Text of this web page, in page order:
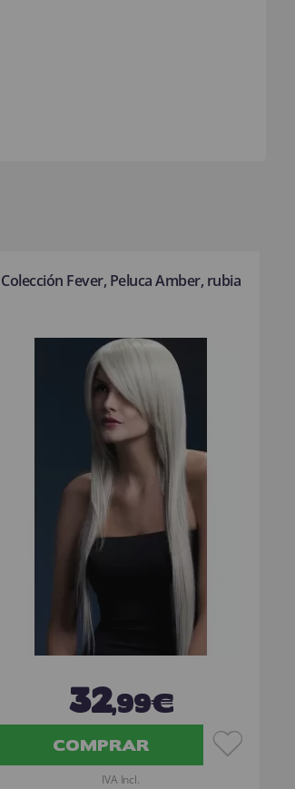
Colección Fever, Peluca Amber, rubia
32,99€
COMPRAR
IVA Incl.